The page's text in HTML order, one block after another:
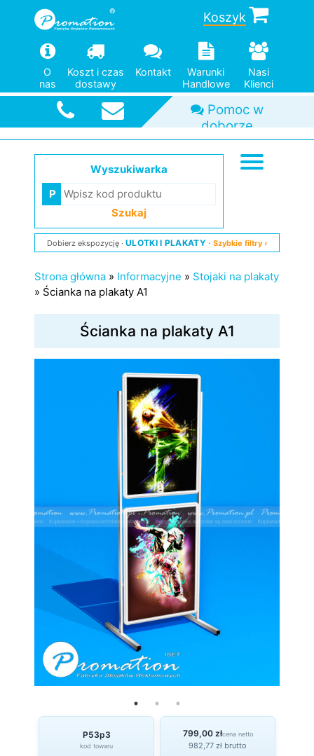
O
nas
Koszt i czas
dostawy
Kontakt
Warunki
Handlowe
Nasi
Klienci
Koszyk
Szybka
wysyłka
Wyszukiwarka
Szukaj
Dobierz ekspozycję ULOTKI I PLAKATY Szybkie filtry ›
Strona główna » Informacyjne » Stojaki na plakaty
» Ścianka na plakaty A1
Ścianka na plakaty A1
P53p3
kod towaru
799,00 złcena netto
982,77 zł brutto